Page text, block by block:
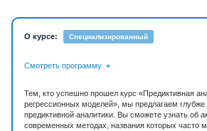
О курсе: Специализированный
Смотреть программу
Тем, кто успешно прошел курс «Предиктивная
регрессионных моделей», мы предлагаем глубже
предиктивной аналитики. Вы сможете узнать об
современных методах, названия которых часто